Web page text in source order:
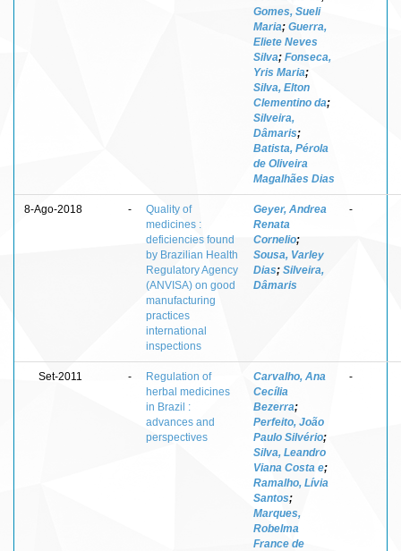
Gomes, Sueli
Maria; Guerra,
Eliete Neves
Silva; Fonseca,
Yris Maria;
Silva, Elton
Clementino da;
Silveira,
Dâmaris;
Batista, Pérola
de Oliveira
Magalhães Dias
8-Ago-2018 -
Quality of
medicines :
deficiencies found
by Brazilian Health
Regulatory Agency
(ANVISA) on good
manufacturing
practices
international
inspections
Geyer, Andrea
Renata
Cornelio;
Sousa, Varley
Dias; Silveira,
Dâmaris
-
Set-2011 -
Regulation of
herbal medicines
in Brazil :
advances and
perspectives
Carvalho, Ana
Cecília
Bezerra;
Perfeito, João
Paulo Silvério;
Silva, Leandro
Viana Costa e;
Ramalho, Lívia
Santos;
Marques,
Robelma
France de
-